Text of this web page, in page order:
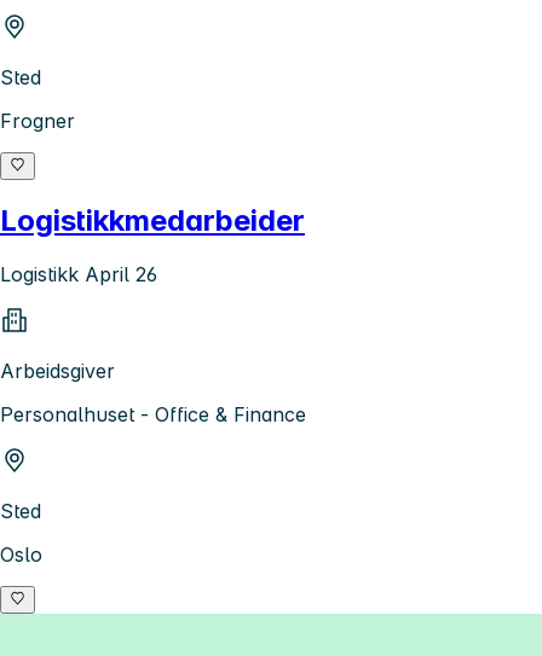
Sted
Frogner
Logistikkmedarbeider
Logistikk April 26
Arbeidsgiver
Personalhuset - Office & Finance
Sted
Oslo